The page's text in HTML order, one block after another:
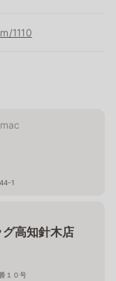
1110
1
高知針木店
１０号